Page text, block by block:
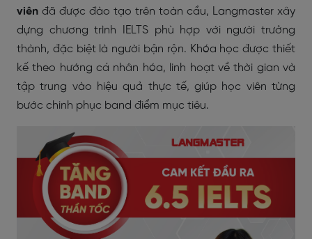
viên đã được đào tạo trên toàn cầu, Langmaster xây
dựng chương trình IELTS phù hợp với người trưởng
thành, đặc biệt là người bận rộn. Khóa học được thiết
kế theo hướng cá nhân hóa, linh hoạt về thời gian và
tập trung vào hiệu quả thực tế, giúp học viên từng
bước chinh phục band điểm mục tiêu.